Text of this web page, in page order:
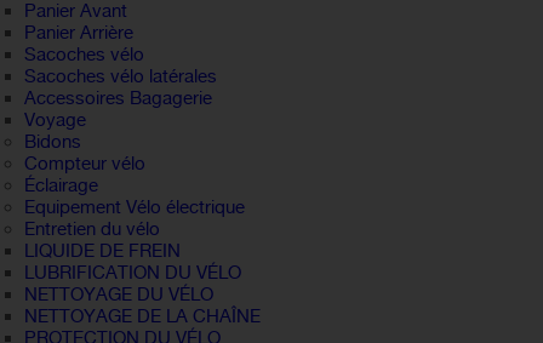
Panier Avant
Panier Arrière
Sacoches vélo
Sacoches vélo latérales
Accessoires Bagagerie
Voyage
Bidons
Compteur vélo
Éclairage
Equipement Vélo électrique
Entretien du vélo
LIQUIDE DE FREIN
LUBRIFICATION DU VÉLO
NETTOYAGE DU VÉLO
NETTOYAGE DE LA CHAÎNE
PROTECTION DU VÉLO